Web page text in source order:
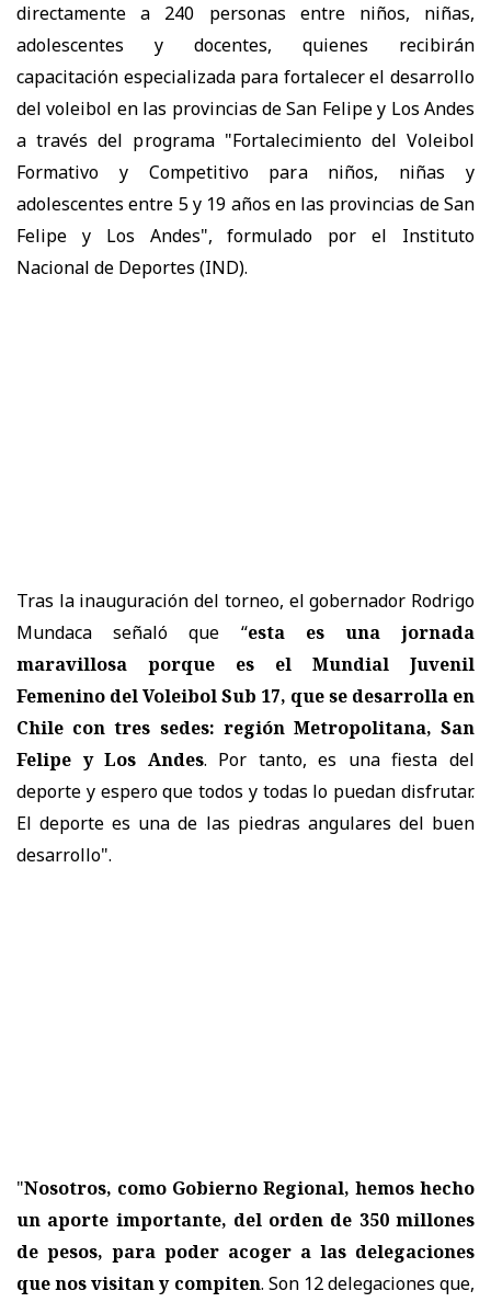
directamente a 240 personas entre niños, niñas,
adolescentes y docentes, quienes recibirán
capacitación especializada para fortalecer el desarrollo
del voleibol en las provincias de San Felipe y Los Andes
a través del programa "Fortalecimiento del Voleibol
Formativo y Competitivo para niños, niñas y
adolescentes entre 5 y 19 años en las provincias de San
Felipe y Los Andes", formulado por el Instituto
Nacional de Deportes (IND).
Tras la inauguración del torneo, el gobernador Rodrigo
Mundaca señaló que “esta es una jornada
maravillosa porque es el Mundial Juvenil
Femenino del Voleibol Sub 17, que se desarrolla en
Chile con tres sedes: región Metropolitana, San
Felipe y Los Andes. Por tanto, es una fiesta del
deporte y espero que todos y todas lo puedan disfrutar.
El deporte es una de las piedras angulares del buen
desarrollo".
"Nosotros, como Gobierno Regional, hemos hecho
un aporte importante, del orden de 350 millones
de pesos, para poder acoger a las delegaciones
que nos visitan y compiten. Son 12 delegaciones que,